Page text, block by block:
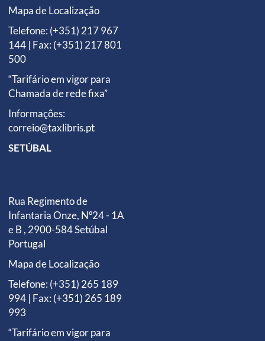
Mapa de Localização
Telefone: (+351) 217 967
144 | Fax: (+351) 217 801
500
“Tarifário em vigor para
Chamada de rede fixa”
Informações:
correio@taxlibris.pt
SETÚBAL
Rua Regimento de
Infantaria Onze, Nº24 - 1A
e B , 2900-584 Setúbal
Portugal
Mapa de Localização
Telefone: (+351) 265 189
994 | Fax: (+351) 265 189
993
“Tarifário em vigor para